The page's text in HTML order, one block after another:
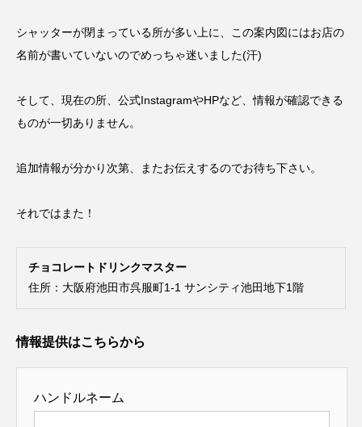
シャッターが閉まっている所が多い上に、この案内図にはお店の
名前が書いていないのでめっちゃ迷いました(汗)
そして、現在の所、公式InstagramやHPなど、情報が確認できる
ものが一切ありません。
追加情報が分かり次第、またお伝えするのでお待ち下さい。
それではまた！
チョコレートドリンクマスター
住所：大阪府池田市呉服町1-1 サンシティ池田地下1階
情報提供はこちらから
ハンドルネーム